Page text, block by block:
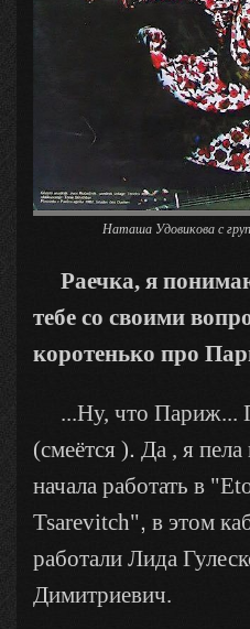
Наташа Удовикова с
Раечка, я
тебе со своими
коротенько про
...Ну, что Париж...
(смеётся ). Да , я
начала работать в
Tsarevitch", в этом
работали Лида
Димитриевич.